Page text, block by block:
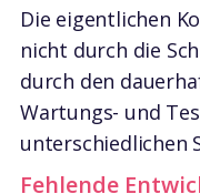
Die eigentlichen
nicht durch die
durch den
Wartungs- und
unterschiedlichen
Fehlende